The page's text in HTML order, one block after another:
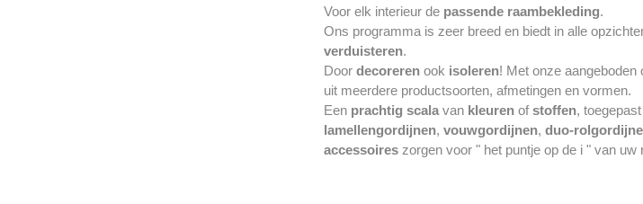
Voor elk interieur de passende raambekleding.
Ons programma is zeer breed en biedt in alle
verduisteren.
Door decorerenook isoleren! Met onze aangeboden
uit meerdere productsoorten, afmetingen en vormen.
Een prachtig scalavan kleurenof stoffen,
lamellengordijnen, vouwgordijnen, duo-
accessoires zorgen voor " het puntje op de i " van uw